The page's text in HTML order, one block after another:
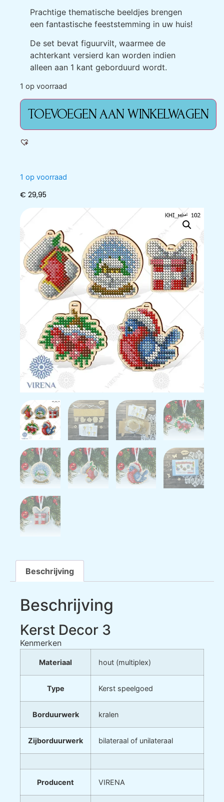
Prachtige thematische beeldjes brengen
een fantastische feeststemming in uw huis!
De set bevat figuurvilt, waarmee de
achterkant versierd kan worden indien
alleen aan 1 kant geborduurd wordt.
1 op voorraad
TOEVOEGEN AAN WINKELWAGEN
1 op voorraad
€ 29,95
Beschrijving
Beschrijving
Kerst Decor 3
Kenmerken
Materiaal hout (multiplex)
Type Kerst speelgoed
Borduurwerk kralen
Zijborduurwerk bilateraal of unilateraal
Producent VIRENA